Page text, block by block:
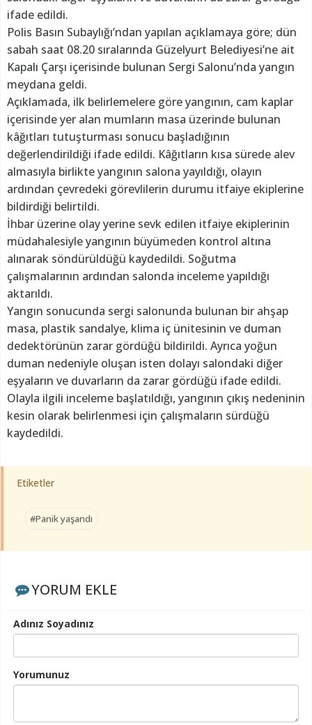
ifade edildi.
Polis Basın Subaylığı’ndan yapılan açıklamaya göre; dün
sabah saat 08.20 sıralarında Güzelyurt Belediyesi’ne ait
Kapalı Çarşı içerisinde bulunan Sergi Salonu’nda yangın
meydana geldi.
Açıklamada, ilk belirlemelere göre yangının, cam kaplar
içerisinde yer alan mumların masa üzerinde bulunan
kâğıtları tutuşturması sonucu başladığının
değerlendirildiği ifade edildi. Kâğıtların kısa sürede alev
almasıyla birlikte yangının salona yayıldığı, olayın
ardından çevredeki görevlilerin durumu itfaiye ekiplerine
bildirdiği belirtildi.
İhbar üzerine olay yerine sevk edilen itfaiye ekiplerinin
müdahalesiyle yangının büyümeden kontrol altına
alınarak söndürüldüğü kaydedildi. Soğutma
çalışmalarının ardından salonda inceleme yapıldığı
aktarıldı.
Yangın sonucunda sergi salonunda bulunan bir ahşap
masa, plastik sandalye, klima iç ünitesinin ve duman
dedektörünün zarar gördüğü bildirildi. Ayrıca yoğun
duman nedeniyle oluşan isten dolayı salondaki diğer
eşyaların ve duvarların da zarar gördüğü ifade edildi.
Olayla ilgili inceleme başlatıldığı, yangının çıkış nedeninin
kesin olarak belirlenmesi için çalışmaların sürdüğü
kaydedildi.
Etiketler
#Panik yaşandı
YORUM EKLE
Adınız Soyadınız
Yorumunuz